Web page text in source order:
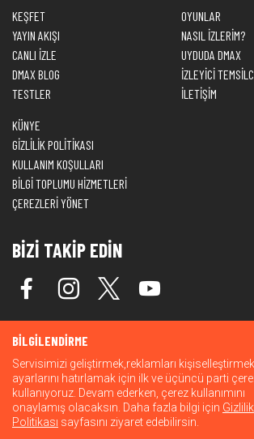
KEŞFET
YAYIN AKIŞI
CANLI İZLE
DMAX BLOG
TESTLER
OYUNLAR
NASIL İZLERİM?
UYDUDA DMAX
İZLEYİCİ
İLETİŞİM
KÜNYE
GİZLİLİK POLİTİKASI
KULLANIM KOŞULLARI
BİLGİ TOPLUMU HİZMETLERİ
ÇEREZLERİ YÖNET
BİZİ TAKİP EDİN
© 2026 Warner Bros. Discovery, Inc. veya bağlı
hakları saklıdır.
BİLGİLENDİRME
Servisimizi geliştirmek,reklamları
ayarlarını hatırlamak için ilk ve üçüncü parti
kullanıyoruz. Devam ederken, çerez kullanımını
onaylamış olacaksın. Daha fazla bilgi için Gizlilik
Politikası sayfasını ziyaret edebilirsin.